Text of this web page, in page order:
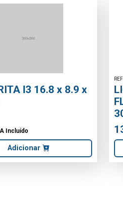
1/2X1/2 40cm
2.68€IVA Incluído